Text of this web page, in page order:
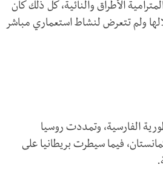
الأطراق والنائية، كل ذلك كان
ولم تتعرض لنشاط استعماري مباشر
الفارسية، وتمددت روسيا
فيما سيطرت بريطانيا على